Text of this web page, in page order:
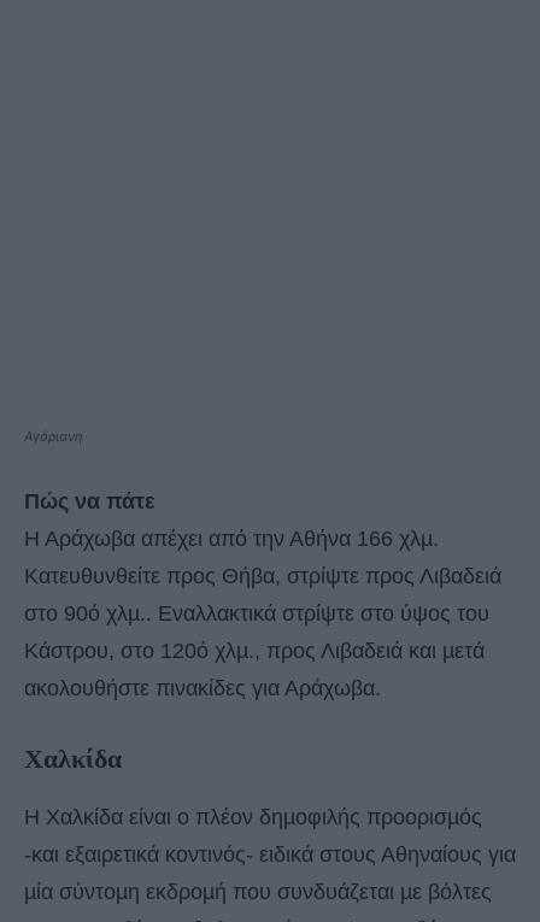
Αγόριανη
Πώς να πάτε
Η Αράχωβα απέχει από την Αθήνα 166 χλµ.
Κατευθυνθείτε προς Θήβα, στρίψτε προς Λιβαδειά
στο 90ό χλµ.. Εναλλακτικά στρίψτε στο ύψος του
Κάστρου, στο 120ό χλµ., προς Λιβαδειά και µετά
ακολουθήστε πινακίδες για Αράχωβα.
Xαλκίδα
Η Χαλκίδα είναι ο πλέον δηµοφιλής προορισµός
-και εξαιρετικά κοντινός- ειδικά στους Αθηναίους για
µία σύντοµη εκδροµή που συνδυάζεται µε βόλτες